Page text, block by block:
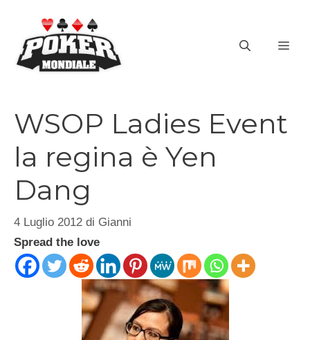
contenuto
WSOP Ladies Event
la regina è Yen
Dang
4 Luglio 2012 di Gianni
Spread the love